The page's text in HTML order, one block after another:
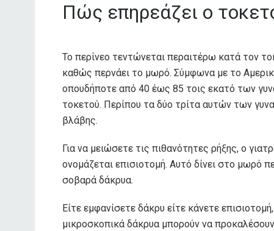
Πώς επηρεάζει ο
Το περίνεο τεντώνεται περαιτέρω κατά τον
καθώς περνάει το μωρό. Σύμφωνα με το
οπουδήποτε από 40 έως 85 τοις εκατό των
τοκετού. Περίπου τα δύο τρίτα αυτών των
βλάβης.
Για να μειώσετε τις πιθανότητες ρήξης, ο
ονομάζεται επισιοτομή. Αυτό δίνει στο μωρό
σοβαρά δάκρυα.
Είτε εμφανίσετε δάκρυ είτε κάνετε
μικροσκοπικά δάκρυα μπορούν να